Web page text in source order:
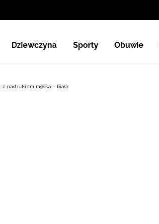
Dziewczyna Sporty Obuwie
nadrukiem męska - biała